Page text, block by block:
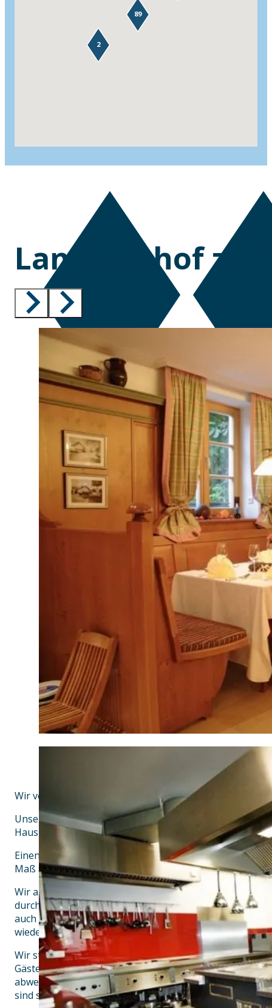
89
2
Landgasthof
Wir verstehen uns als familienbetriebener,
Unser Betriebsname „Landgasthof zum Müller“ rührt
Hausnamen (Mülleranwesen) her.
Einen Landgasthof mit Wohlfühlcharakter zu führen,
Maß an gastfreundlicher Leidenschaft.
Wir als kompetentes Gastro-Ehepaar (jeweils zwei
durch unseren hohen persönlichen Einsatz im
auch insbesondere für maßgeschneidertes Feiern in
wieder aufs Neue auszeichnen!
Wir stehen für handwerkliche echte Dienstleistung,
Gästebetreuung, Dekoration sowie im frischen
abwechslungsreichen Einkauf unserer Lebensmittel.
sind somit echte Handarbeit.